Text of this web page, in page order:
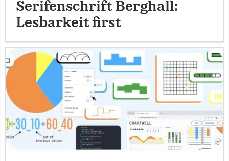
Serifenschrift Berghall:
Lesbarkeit first